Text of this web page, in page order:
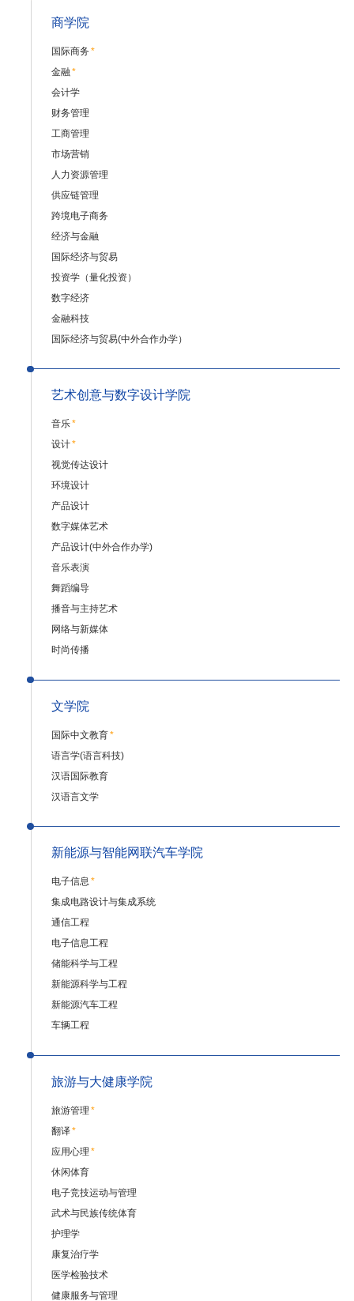
商学院
国际商务 *
金融 *
会计学
财务管理
工商管理
市场营销
人力资源管理
供应链管理
跨境电子商务
经济与金融
国际经济与贸易
投资学（量化投资）
数字经济
金融科技
国际经济与贸易(中外合作办学）
艺术创意与数字设计学院
音乐*
设计*
视觉传达设计
环境设计
产品设计
数字媒体艺术
产品设计(中外合作办学)
音乐表演
舞蹈编导
播音与主持艺术
网络与新媒体
时尚传播
文学院
国际中文教育*
语言学(语言科技)
汉语国际教育
汉语言文学
新能源与智能网联汽车学院
电子信息 *
集成电路设计与集成系统
通信工程
电子信息工程
储能科学与工程
新能源科学与工程
新能源汽车工程
车辆工程
旅游与大健康学院
旅游管理 *
翻译*
应用心理 *
休闲体育
电子竞技运动与管理
武术与民族传统体育
护理学
康复治疗学
医学检验技术
健康服务与管理